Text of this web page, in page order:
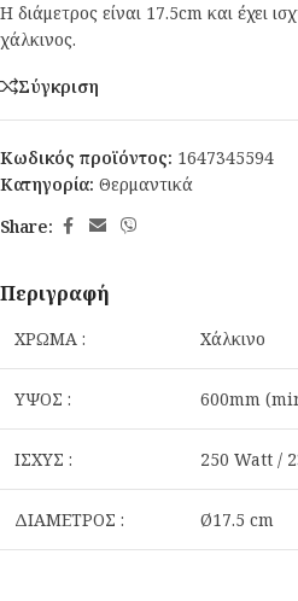
H διάμετρος είναι 17.5cm και έχει
χάλκινος.
Σύγκριση
Κωδικός προϊόντος: 1647345594
Κατηγορία: Θερμαντικά
Share:
Περιγραφή
ΧΡΩΜΑ : Χάλκινο
ΥΨΟΣ : 600mm
ΙΣΧΥΣ : 250 Watt /
ΔΙΑΜΕΤΡΟΣ : Ø17.5 cm